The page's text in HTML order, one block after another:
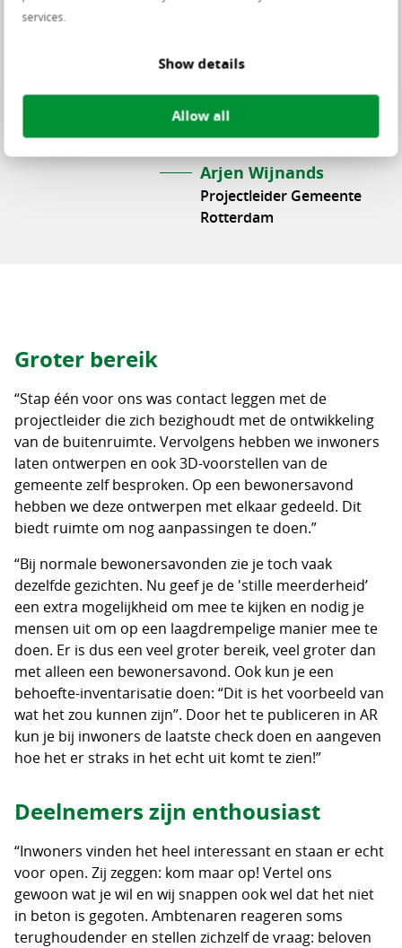
services.
Show details
Allow all
“Als het voor Rotterdam werkt,
werkt het voor alle gemeenten!”
Arjen Wijnands
Projectleider Gemeente
Rotterdam
Groter bereik
“Stap één voor ons was contact leggen met de
projectleider die zich bezighoudt met de ontwikkeling
van de buitenruimte. Vervolgens hebben we inwoners
laten ontwerpen en ook 3D-voorstellen van de
gemeente zelf besproken. Op een bewonersavond
hebben we deze ontwerpen met elkaar gedeeld. Dit
biedt ruimte om nog aanpassingen te doen.”
“Bij normale bewonersavonden zie je toch vaak
dezelfde gezichten. Nu geef je de 'stille meerderheid’
een extra mogelijkheid om mee te kijken en nodig je
mensen uit om op een laagdrempelige manier mee te
doen. Er is dus een veel groter bereik, veel groter dan
met alleen een bewonersavond. Ook kun je een
behoefte-inventarisatie doen: “Dit is het voorbeeld van
wat het zou kunnen zijn”. Door het te publiceren in AR
kun je bij inwoners de laatste check doen en aangeven
hoe het er straks in het echt uit komt te zien!”
Deelnemers zijn enthousiast
“Inwoners vinden het heel interessant en staan er echt
voor open. Zij zeggen: kom maar op! Vertel ons
gewoon wat je wil en wij snappen ook wel dat het niet
in beton is gegoten. Ambtenaren reageren soms
terughoudender en stellen zichzelf de vraag: beloven